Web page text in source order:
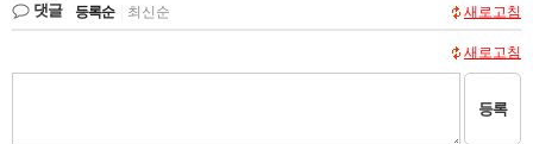
댓글 등록순 최신순 새로고침
새로고침
등록